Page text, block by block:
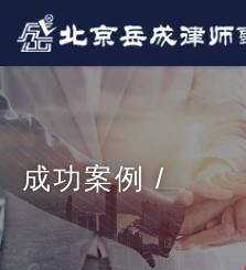
成功案例 /